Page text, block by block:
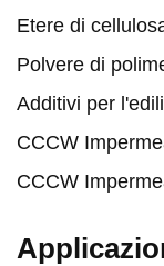
Etere di
Polvere di
Additivi per
CCCW
CCCW